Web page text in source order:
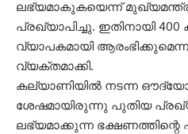
ലഭ്യമാകുകയെന്ന്
പ്രഖ്യാപിച്ചു. ഇതിനായി
വ്യാപകമായി
വ്യക്തമാക്കി.
കല്യാണിയിൽ നടന്ന
ശേഷമായിരുന്നു പുതിയ
ലഭ്യമാക്കുന്ന